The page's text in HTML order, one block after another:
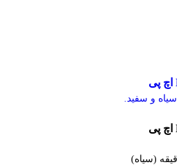
سیاه و سفید.